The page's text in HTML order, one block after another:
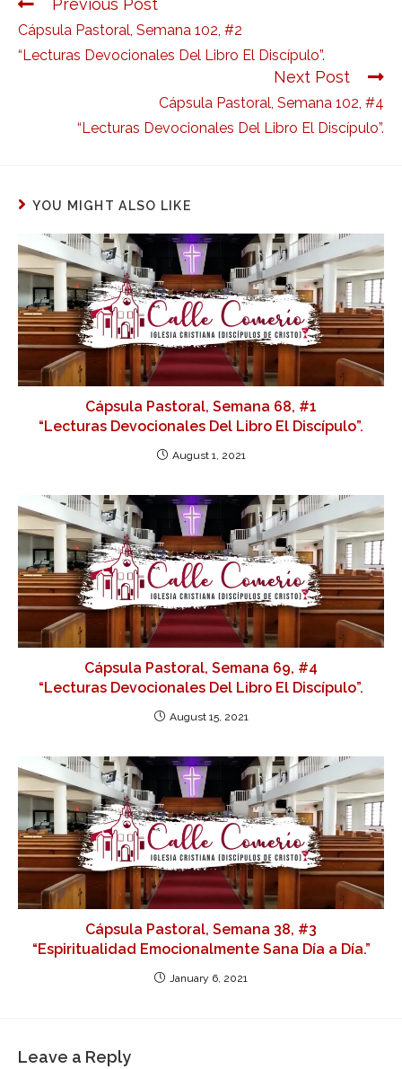
Previous Post
Cápsula Pastoral, Semana 102, #2
“Lecturas Devocionales Del Libro El Discípulo”.
Next Post
Cápsula Pastoral, Semana 102, #4
“Lecturas Devocionales Del Libro El Discípulo”.
YOU MIGHT ALSO LIKE
Cápsula Pastoral, Semana 68, #1
“Lecturas Devocionales Del Libro El Discípulo”.
August 1, 2021
Cápsula Pastoral, Semana 69, #4
“Lecturas Devocionales Del Libro El Discípulo”.
August 15, 2021
Cápsula Pastoral, Semana 38, #3
“Espiritualidad Emocionalmente Sana Día a Día.”
January 6, 2021
Leave a Reply